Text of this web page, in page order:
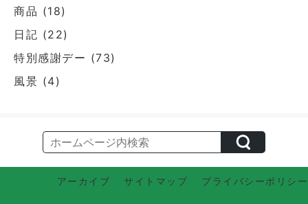
商品 (18)
日記 (22)
特別感謝デー (73)
風景 (4)
アーカイブ サイトマップ プライバシーポリシー